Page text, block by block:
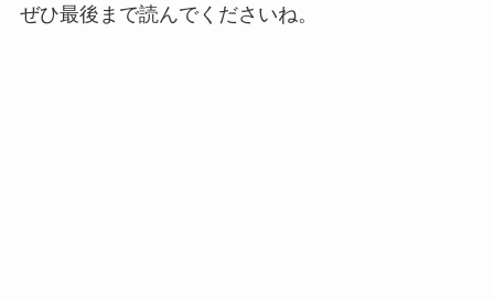
ぜひ最後まで読んでくださいね。